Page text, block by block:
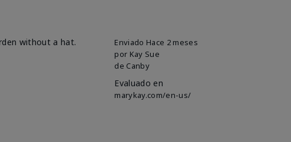
Enviado Hace 2 meses
por Kay Sue
de Canby
Evaluado en
marykay.com/en-us/
without a hat.